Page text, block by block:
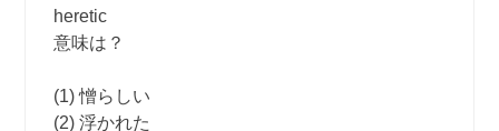
heretic
意味は？
(1) 憎らしい
(2) 浮かれた